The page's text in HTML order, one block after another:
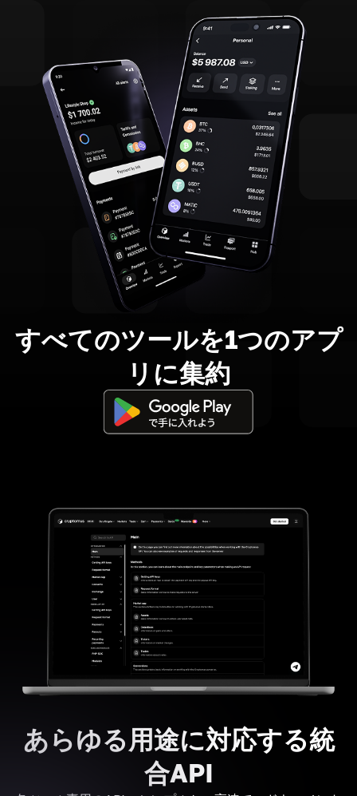
すべてのツールを1つのアプ
リに集約
あらゆる用途に対応する統
合API